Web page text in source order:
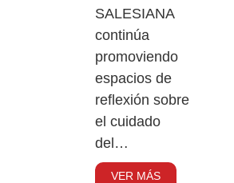
SALESIANA
continúa
promoviendo
espacios de
reflexión sobre
el cuidado
del…
VER MÁS